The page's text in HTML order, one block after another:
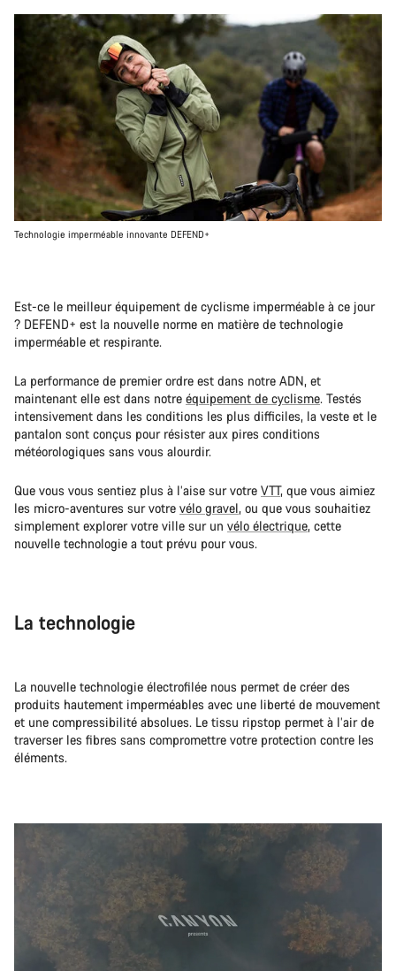
Technologie imperméable innovante DEFEND+
Est-ce le meilleur équipement de cyclisme imperméable à ce jour
? DEFEND+ est la nouvelle norme en matière de technologie
imperméable et respirante.
La performance de premier ordre est dans notre ADN, et
maintenant elle est dans notre équipement de cyclisme. Testés
intensivement dans les conditions les plus difficiles, la veste et le
pantalon sont conçus pour résister aux pires conditions
météorologiques sans vous alourdir.
Que vous vous sentiez plus à l’aise sur votre VTT, que vous aimiez
les micro-aventures sur votre vélo gravel, ou que vous souhaitiez
simplement explorer votre ville sur un vélo électrique, cette
nouvelle technologie a tout prévu pour vous.
La technologie
La nouvelle technologie électrofilée nous permet de créer des
produits hautement imperméables avec une liberté de mouvement
et une compressibilité absolues. Le tissu ripstop permet à l’air de
traverser les fibres sans compromettre votre protection contre les
éléments.